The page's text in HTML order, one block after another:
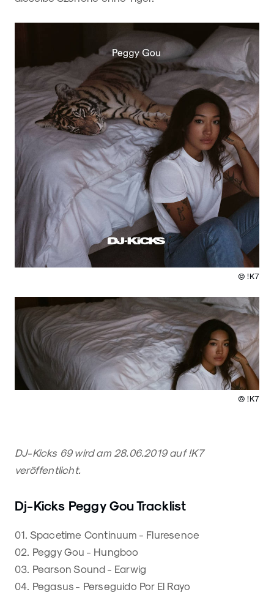
© !K7
© !K7
DJ-Kicks 69 wird am 28.06.2019 auf !K7
veröffentlicht.
Dj-Kicks Peggy Gou Tracklist
01. Spacetime Continuum - Fluresence
02. Peggy Gou - Hungboo
03. Pearson Sound - Earwig
04. Pegasus - Perseguido Por El Rayo